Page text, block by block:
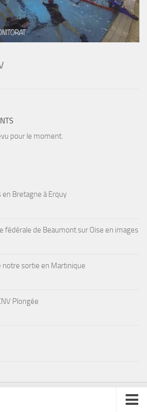
pour le moment.
Bretagne à Erquy
fédérale de Beaumont sur Oise en images
notre sortie en Martinique
Plongée